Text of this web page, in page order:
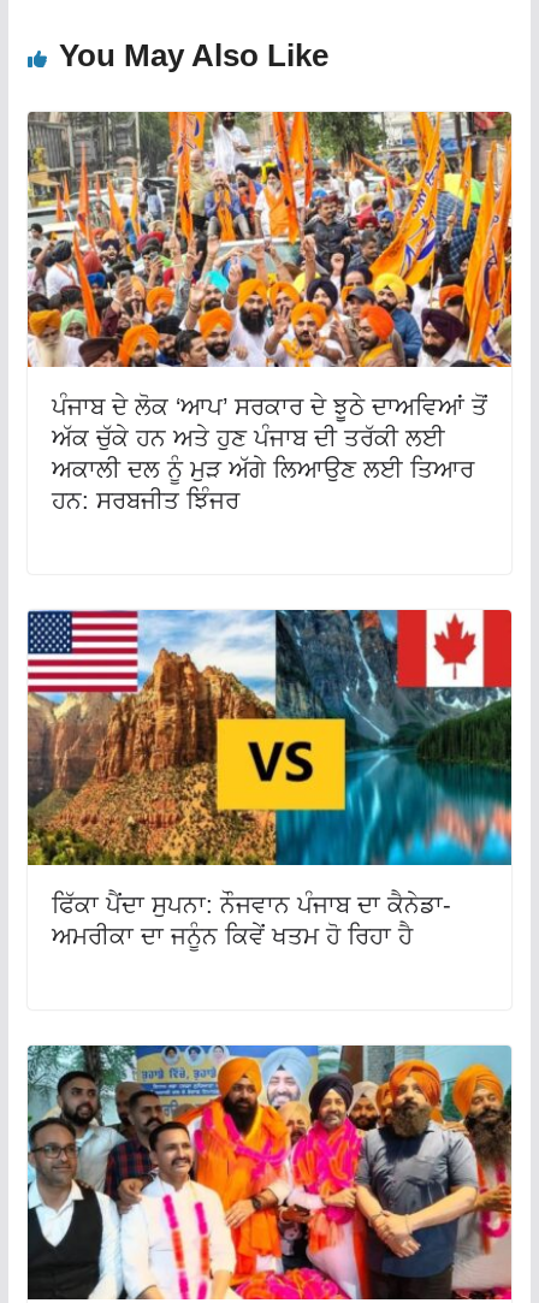
You May Also Like
ਪੰਜਾਬ ਦੇ ਲੋਕ ‘ਆਪ’ ਸਰਕਾਰ ਦੇ ਝੂਠੇ ਦਾਅਵਿਆਂ ਤੋਂ
ਅੱਕ ਚੁੱਕੇ ਹਨ ਅਤੇ ਹੁਣ ਪੰਜਾਬ ਦੀ ਤਰੱਕੀ ਲਈ
ਅਕਾਲੀ ਦਲ ਨੂੰ ਮੁੜ ਅੱਗੇ ਲਿਆਉਣ ਲਈ ਤਿਆਰ
ਹਨ: ਸਰਬਜੀਤ ਝਿੰਜਰ
ਫਿੱਕਾ ਪੈਂਦਾ ਸੁਪਨਾ: ਨੌਜਵਾਨ ਪੰਜਾਬ ਦਾ ਕੈਨੇਡਾ-
ਅਮਰੀਕਾ ਦਾ ਜਨੂੰਨ ਕਿਵੇਂ ਖਤਮ ਹੋ ਰਿਹਾ ਹੈ